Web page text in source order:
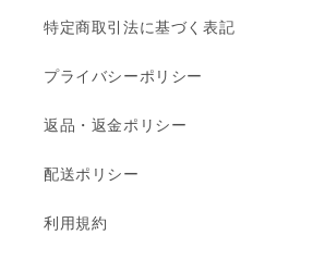
特定商取引法に基づく表記
プライバシーポリシー
返品・返金ポリシー
配送ポリシー
利用規約